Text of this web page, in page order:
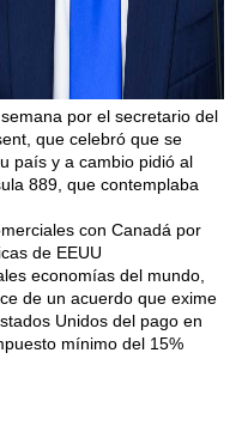
por el secretario del
que celebró que se
país y a cambio pidió al
889, que contemplaba
con Canadá por
de EEUU
economías del mundo,
de un acuerdo que exime
Unidos del pago en
mínimo del 15%